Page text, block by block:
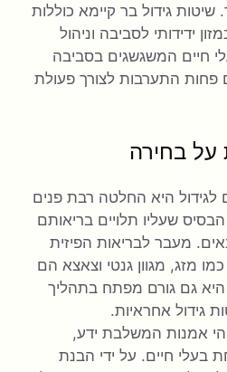
שיטות גידול בר קיימא כוללות
ידידותי לסביבה וניהול
חיים המשגשגים בסביבה
פחות התערבות לצורך פעולת
על בחירה
לגידול היא החלטה רבת פנים
שעליו תלויים בריאותם
מעבר לבריאות הפיזית
מזג, מגוון גנטי וצאצא הם
היא גם גורם מפתח בתהליך
גידול אחראיות.
אמנות המשלבת ידע,
בעלי חיים. על ידי הבנת